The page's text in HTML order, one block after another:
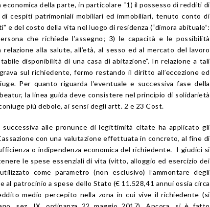
economica della parte, in particolare “1) il possesso di redditi di
cespiti patrimoniali mobiliari ed immobiliari, tenuto conto di
e del costo della vita nel luogo di residenza (“dimora abituale”:
che richiede l’assegno; 3) le capacità e le possibilità
alla salute, all’età, al sesso ed al mercato del lavoro
disponibilità di una casa di abitazione”. In relazione a tali
sul richiedente, fermo restando il diritto all’eccezione ed
Per quanto riguarda l’eventuale e successiva fase della
la linea guida deve consistere nel principio di solidarietà
più debole, ai sensi degli artt. 2 e 23 Cost.
successiva alle pronunce di legittimità citate ha applicato gli
con una valutazione effettuata in concreto, al fine di
o indipendenza economica del richiedente. I giudici si
le spese essenziali di vita (vitto, alloggio ed esercizio dei
come parametro (non esclusivo) l’ammontare degli
patrocinio a spese dello Stato (€ 11.528,41 annui ossia circa
medio percepito nella zona in cui vive il richiedente (si